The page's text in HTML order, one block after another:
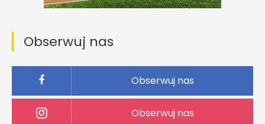
Obserwuj nas
Obserwuj nas
Obserwuj nas